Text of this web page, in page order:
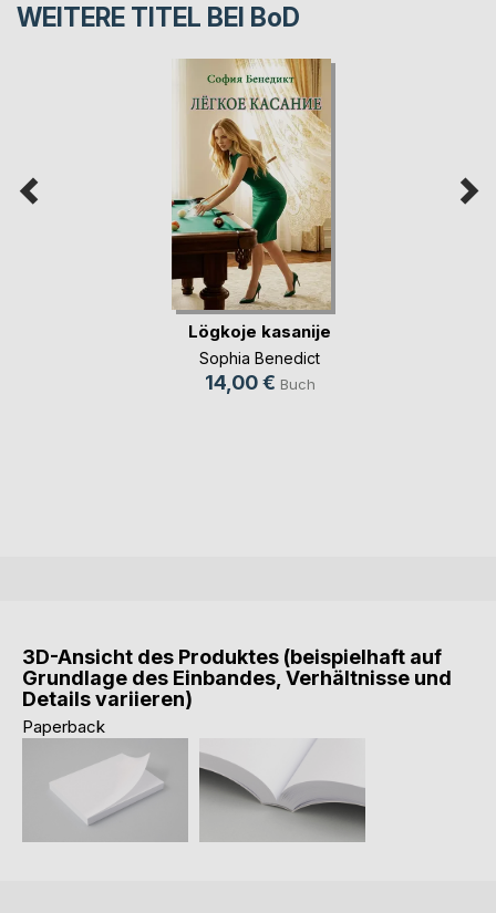
WEITERE TITEL BEI BoD
Lögkoje kasanije
Sophia Benedict
14,00 € Buch
3D-Ansicht des Produktes (beispielhaft auf
Grundlage des Einbandes, Verhältnisse und
Details variieren)
Paperback